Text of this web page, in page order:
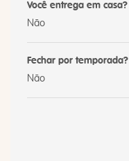
Você entrega em casa?
Não
Fechar por temporada?
Não